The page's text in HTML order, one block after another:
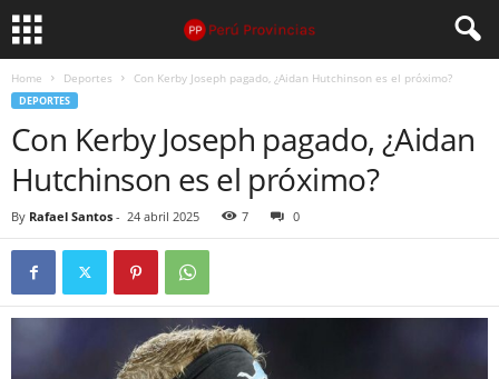
Home Deportes Con Kerby Joseph pagado, ¿Aidan Hutchinson es el próximo?
DEPORTES
Con Kerby Joseph pagado, ¿Aidan
Hutchinson es el próximo?
By Rafael Santos - 24 abril 2025 7 0